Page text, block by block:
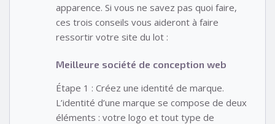
apparence. Si vous ne savez pas quoi faire,
ces trois conseils vous aideront à faire
ressortir votre site du lot :
Meilleure société de conception web
Étape 1 : Créez une identité de marque.
L’identité d’une marque se compose de deux
éléments : votre logo et tout type de